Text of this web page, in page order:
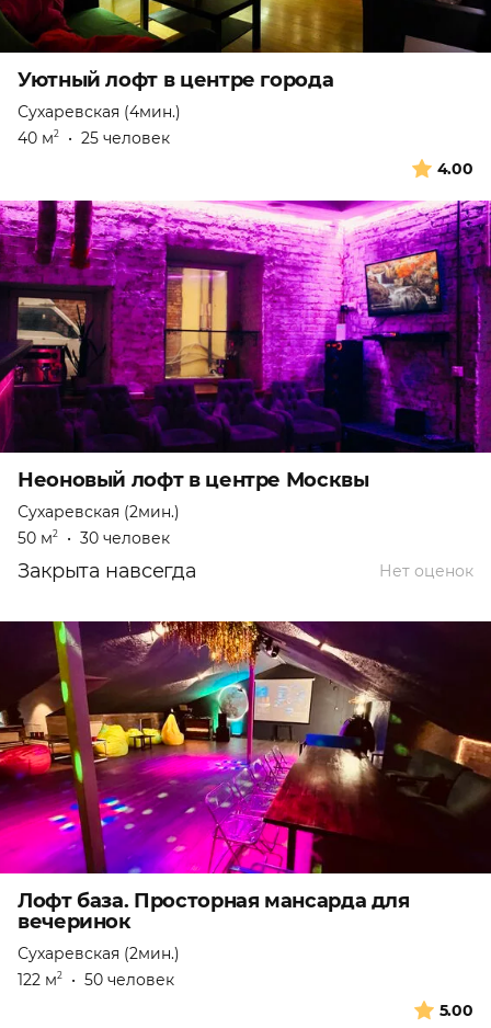
Уютный лофт в центре города
Сухаревская (4мин.)
40 м2 • 25 человек
4.00
Неоновый лофт в центре Москвы
Сухаревская (2мин.)
50 м2 • 30 человек
Нет оценок
Закрыта навсегда
Лофт база. Просторная мансарда для
вечеринок
Сухаревская (2мин.)
122 м2 • 50 человек
5.00